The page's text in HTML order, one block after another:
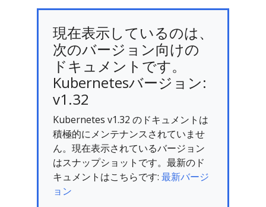
現在表示しているのは、
次のバージョン向けの
ドキュメントです。
Kubernetesバージョン:
v1.32
Kubernetes v1.32 のドキュメントは
積極的にメンテナンスされていませ
ん。現在表示されているバージョン
はスナップショットです。最新のド
キュメントはこちらです: 最新バージ
ョン